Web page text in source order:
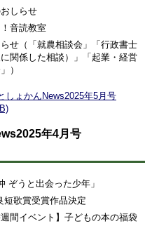
しらせ
音読教室
せ（「就農相談会」「行政書士
関係した相談）」「起業・経営
）
しょかんNews2025年5月号
年4月号
ぞうと出会った少年」
短歌賞受賞作品決定
週間イベント】子どもの本の福袋